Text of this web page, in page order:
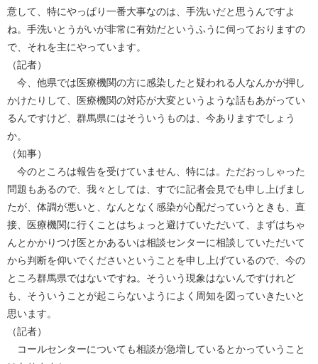
意して、特にやっぱり一番大事なのは、手洗いだと思うんですよ
ね。手洗いとうがいが非常に有効だというふうに伺っておりますの
で、それを主にやっています。
（記者）
今、他県では医療機関の方に感染したと疑われる人なんかが押し
かけたりして、医療機関の対応が大変というような話もあがってい
るんですけど、群馬県にはそういうものは、今ありますでしょう
か。
（知事）
今のところは報告を受けていません、特には。ただおっしゃった
問題もあるので、我々としては、すでに記者会見でも申し上げまし
たが、体調が悪いと、なんとなく感染が心配だっていうときも、直
接、医療機関に行くことはちょっと避けていただいて、まずはちゃ
んとかかりつけ医とかあるいは相談センターに相談していただいて
から判断を仰いでくださいということを申し上げているので、今の
ところ群馬県ではないですね。そういう現象はないんですけれど
も、そういうことが起こらないようによく周知を図っていきたいと
思います。
（記者）
コールセンターについても相談が急増しているとかっていうこと